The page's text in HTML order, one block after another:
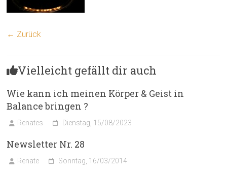
← Zurück
Vielleicht gefällt dir auch
Wie kann ich meinen Körper & Geist in
Balance bringen ?
Renates Dienstag, 15/08/2023
Newsletter Nr. 28
Renate Sonntag, 16/03/2014